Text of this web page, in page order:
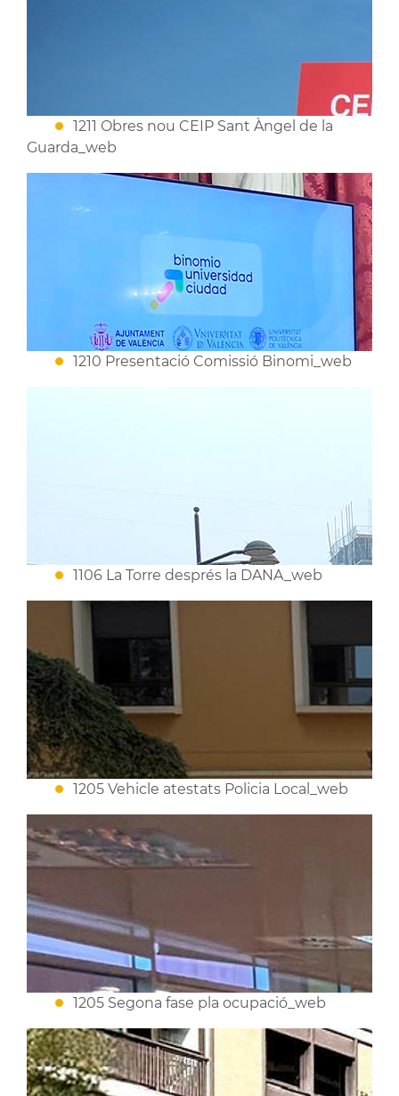
1211 Obres nou CEIP Sant Àngel de la
Guarda_web
1210 Presentació Comissió Binomi_web
1106 La Torre després la DANA_web
1205 Vehicle atestats Policia Local_web
1205 Segona fase pla ocupació_web